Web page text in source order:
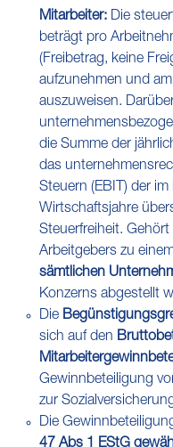
Mitarbeiter: Die
beträgt pro
(Freibetrag, keine
aufzunehmen und
auszuweisen.
die Summe der
das
Steuern (EBIT) der
Wirtschaftsjahre
Steuerfreiheit.
Arbeitgebers zu
sämtlichen
Konzerns abgestellt
Die
sich auf den
Gewinnbeteiligung
zur
Die